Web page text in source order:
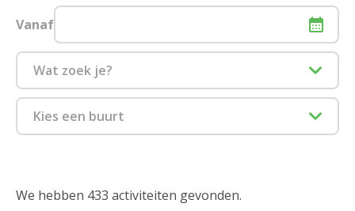
Vanaf
Wat zoek je?
Feest en dans
Kies een buurt
We hebben 433 activiteiten gevonden.